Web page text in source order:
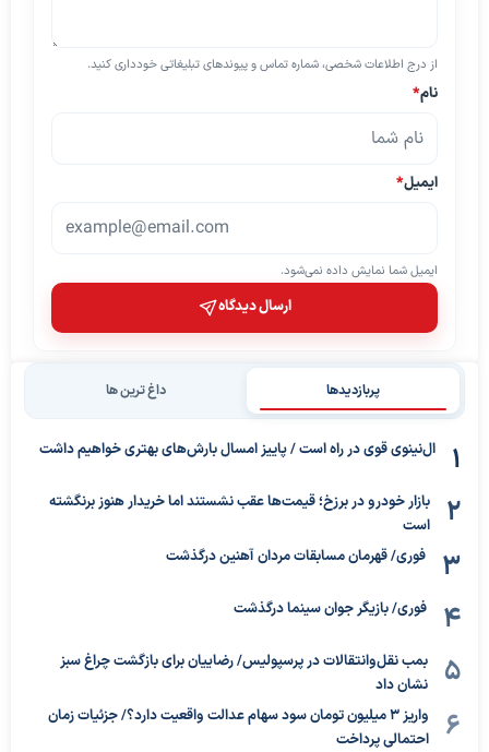
از درج اطلاعات شخصی، شماره تماس و پیوندهای تبلیغاتی خودداری کنید.
نام*
ایمیل*
ایمیل شما نمایش داده نمی‌شود.
ارسال دیدگاه
پربازدیدها داغ ترین ها
ال‌نینوی قوی در راه است / پاییز امسال بارش‌های بهتری خواهیم داشت
بازار خودرو در برزخ؛ قیمت‌ها عقب نشستند اما خریدار هنوز برنگشته
است
فوری/ قهرمان مسابقات مردان آهنین درگذشت
فوری/ بازیگر جوان سینما درگذشت
بمب نقل‌وانتقالات در پرسپولیس/ رضاییان برای بازگشت چراغ سبز
نشان داد
واریز ۳ میلیون تومان سود سهام عدالت واقعیت دارد؟/ جزئیات زمان
احتمالی پرداخت